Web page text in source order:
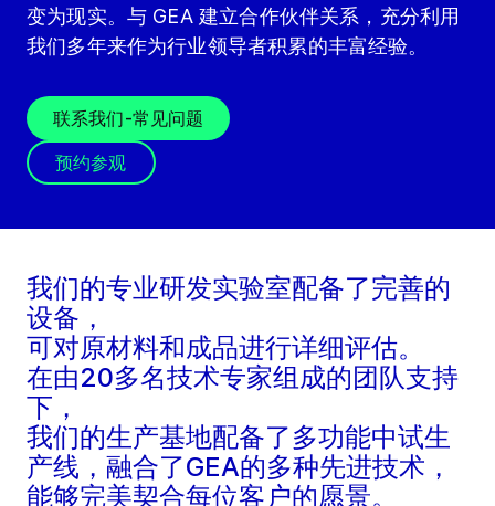
变为现实。与 GEA 建立合作伙伴关系，充分利用
我们多年来作为行业领导者积累的丰富经验。
联系我们-常见问题
预约参观
我们的专业研发实验室配备了完善的
设备，
可对原材料和成品进行详细评估。
在由20多名技术专家组成的团队支持
下，
我们的生产基地配备了多功能中试生
产线，融合了GEA的多种先进技术，
能够完美契合每位客户的愿景。